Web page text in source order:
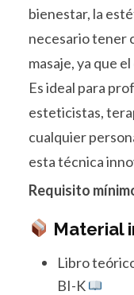
bienestar, la
necesario tener
masaje, ya que
Es ideal para
esteticistas,
cualquier
esta técnica
Requisito
Material
Libro
BI-K